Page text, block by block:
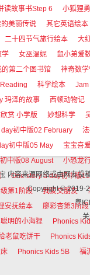
读故事书Step 6
小狐狸
美丽传说
其它英语绘本
二十四节气旅行绘本
大
学 女巫温妮
鼠小弟爱
的第二个图书馆
神奇数
科学绘本
玛泽的故事
西顿动物记
赏 小学版 妙想科学
初中版02 February
初中版05 May
宝宝喜
中版08 August
小恐龙
One story a day初中版
第1阶段 我爱交朋友
安抚绘本
廖彩杏第3阶段
明的小海狸
Phonics
老鼠吃饼干
Phonics
Phonics Kids 5B 福
内容来源网络或由网友投
Copyright © 2019-
粤